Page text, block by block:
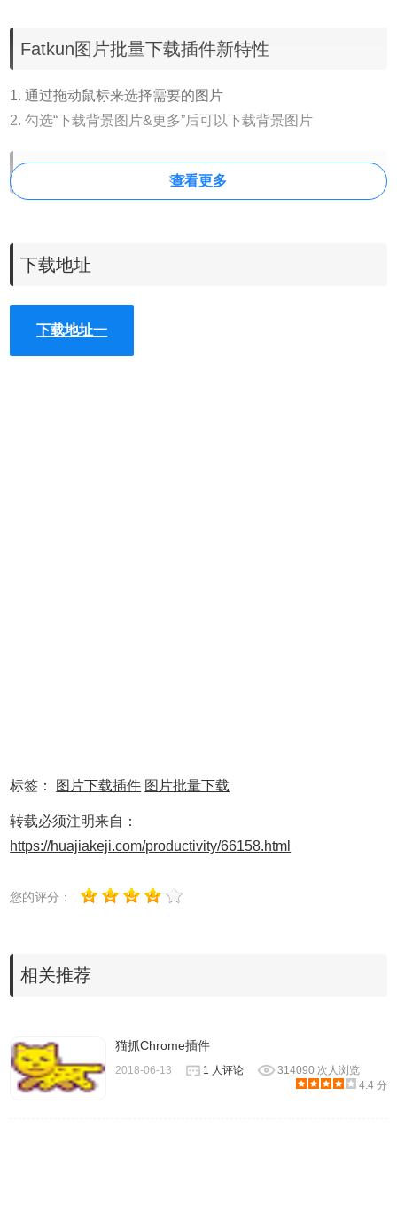
Fatkun图片批量下载插件新特性
1. 通过拖动鼠标来选择需要的图片
2. 勾选“下载背景图片&更多”后可以下载背景图片
fatkun图片批量下载插件怎么用
线安装插件的方法参照：
程就是，从本站下载.crx格式的文件，拖放到“扩展程序管理
查看更多
下载地址
下载地址一
标签： 图片下载插件 图片批量下载
转载必须注明来自：
https://huajiakeji.com/productivity/66158.html
您的评分：
相关推荐
猫抓Chrome插件
2018-06-13 1 人评论
314090 次人浏览
4.4 分